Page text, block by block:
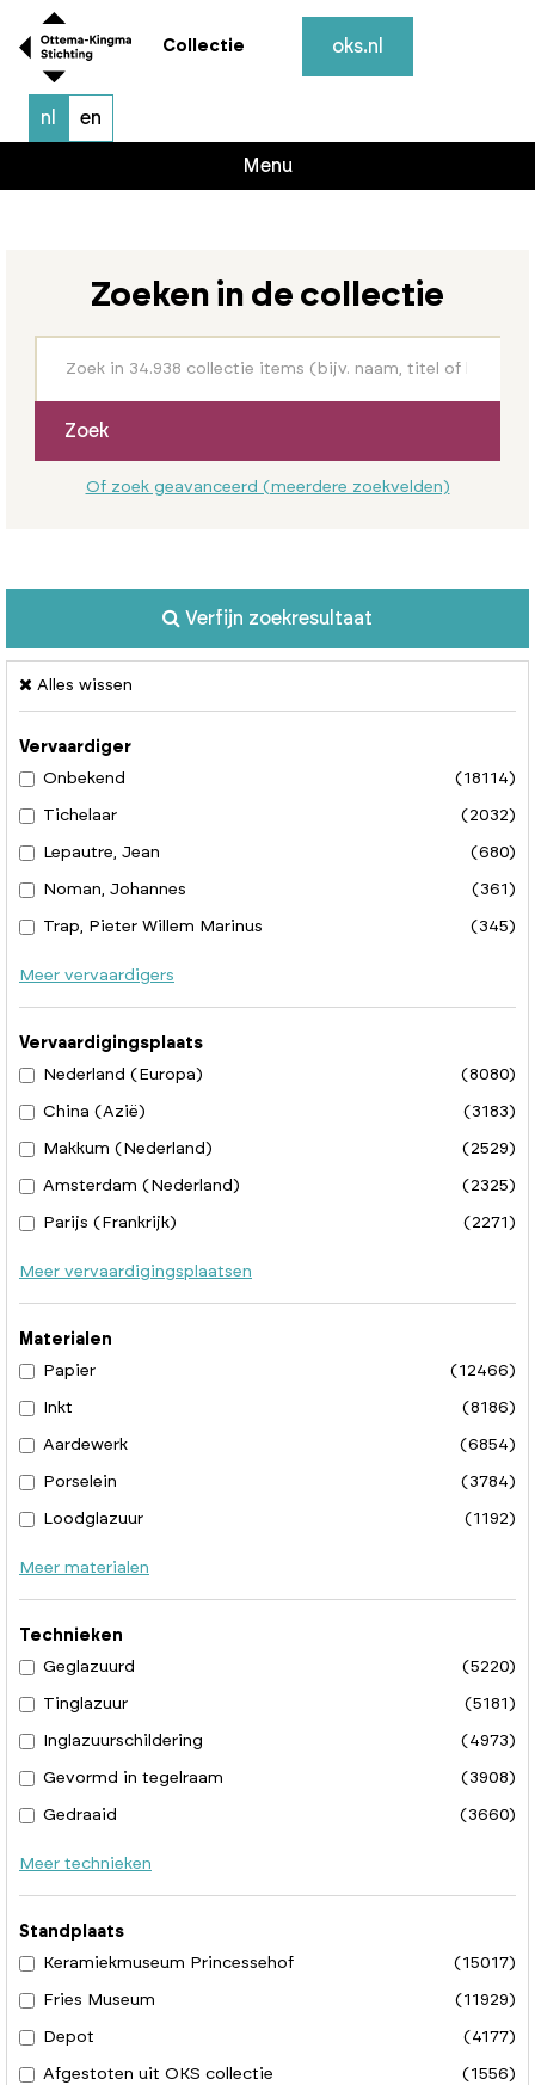
Collectie oks.nl
nl en
Menu
Zoeken in de collectie
Zoek
Of zoek geavanceerd (meerdere zoekvelden)
Verfijn zoekresultaat
Alles wissen
Vervaardiger
Onbekend
(18114)
Tichelaar (2032)
Lepautre, Jean (680)
Noman, Johannes (361)
Trap, Pieter Willem Marinus (345)
Meer vervaardigers
Vervaardigingsplaats
Nederland (Europa)
(8080)
China (Azië) (3183)
Makkum (Nederland) (2529)
Amsterdam (Nederland) (2325)
Parijs (Frankrijk) (2271)
Meer vervaardigingsplaatsen
Materialen
Papier
(12466)
Inkt (8186)
Aardewerk (6854)
Porselein (3784)
Loodglazuur (1192)
Meer materialen
Technieken
Geglazuurd
(5220)
Tinglazuur (5181)
Inglazuurschildering (4973)
Gevormd in tegelraam (3908)
Gedraaid (3660)
Meer technieken
Standplaats
Keramiekmuseum Princessehof
(15017)
Fries Museum (11929)
Depot (4177)
Afgestoten uit OKS collectie (1556)